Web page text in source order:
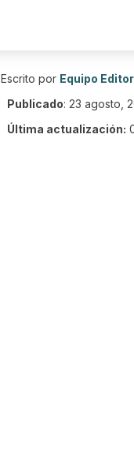
Escrito por Equipo
Publicado: 23 agosto,
Última actualización: